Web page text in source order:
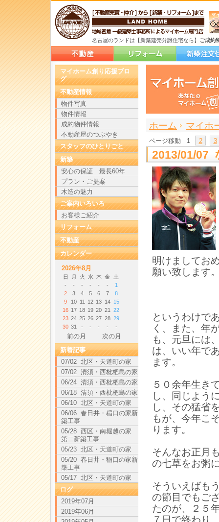
名古屋のランドは【新築建売分譲住宅なら】 ご成約
ホーム
> マイホ
>
ページ移動 1 2 3
2013/01/07
明けましてお
願い致します
というわけで
く、また、年
も、元旦には
は、いい年で
ます。
５０余年生き
し、同じよう
し、その猛省
もが、今年こ
ります。
そんなお正月
の七草をお粥
そういえばも
の節目でもご
たのが、２５
７日で終わり
マイホーム創り応援ブロ
グ
不動産情報
物件写真
物件情報
成約物件情報
不動産屋のつぶやき
スタッフのひとりごと
新築
安心の保証 最長60年
プラン・ご提案
木造の魅力
ご案内いろいろ
お客様ご紹介
リフォーム
不動産
カレンダー
2026年8月
日 月 火 水 木 金
土
-
- - - - -
1
2
3 4 5 6 7
8
9
10 11 12 13 14
15
16 17 18 19 20 21
22
23 24 25 26 27 28 29
30 31 - - - - -
前の月
次の月
新着記事
07/02 北区・天道町の家
07/02 清須・西枇杷島の家
06/24 清須・西枇杷島の家
06/18 清須・西枇杷島の家
06/10 北区・天道町の家
06/06 春日井・稲口の家新
築工事
05/28 西区・南堀越の家
第二新築工事
05/23 北区・天道町の家
05/20 春日井・稲口の家新
築工事
05/17 北区・天道町の家
ログ
2019年07月
2019年06月